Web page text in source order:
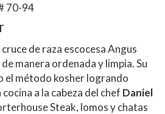
70-94
de raza escocesa Angus
manera ordenada y limpia. Su
el método kosher logrando
a la cabeza del chef Daniel
Steak, lomos y chatas